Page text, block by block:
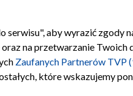
Regulamin TVP
serwisu", aby wyrazić zgody
na przetwarzanie Twoich
Zaufanych Partnerów TVP
które wskazujemy